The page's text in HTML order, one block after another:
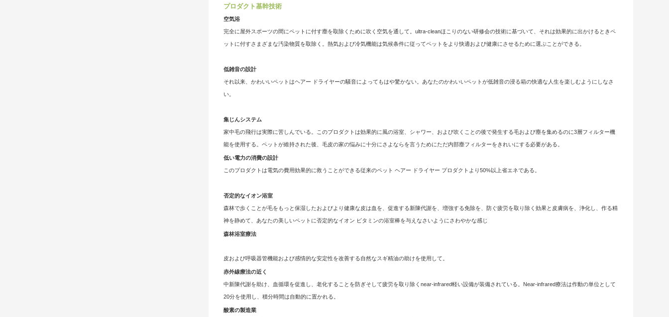
プロダクト基幹技術
空気浴
完全に屋外スポーツの間にペットに付す塵を取除くために吹く空気を通して。ultra-cleanほこりのない研修会の技術に基づいて、それは効果的に出かけるときペ
ットに付すさまざまな汚染物質を取除く。熱気および冷気機能は気候条件に従ってペットをより快適および健康にさせるために選ぶことができる。
低雑音の設計
それ以来、かわいいペットはヘアー ドライヤーの騒音によってもはや驚かない。あなたのかわいいペットが低雑音の浸る箱の快適な人生を楽しむようにしなさ
い。
集じんシステム
家中毛の飛行は実際に苦しんでいる。このプロダクトは効果的に風の浴室、シャワー、および吹くことの後で発生する毛および塵を集めるのに3層フィルター機
能を使用する。ペットが維持された後、毛皮の家の悩みに十分にさよならを言うためにただ内部塵フィルターをきれいにする必要がある。
低い電力の消費の設計
このプロダクトは電気の費用効果的に救うことができる従来のペット ヘアー ドライヤー プロダクトより50%以上省エネである。
否定的なイオン浴室
森林で歩くことが毛をもっと保湿したおよびより健康な皮は血を、促進する新陳代謝を、増強する免除を、防ぐ疲労を取り除く効果と皮膚病を、浄化し、作る精
神を静めて、あなたの美しいペットに否定的なイオン ビタミンの浴室棒を与えなさいようにさわやかな感じ
森林浴室療法
皮および呼吸器管機能および感情的な安定性を改善する自然なスギ精油の助けを使用して。
赤外線療法の近く
中新陳代謝を助け、血循環を促進し、老化することを防ぎそして疲労を取り除くnear-infrared軽い設備が装備されている。Near-infrared療法は作動の単位として
20分を使用し、積分時間は自動的に置かれる。
酸素の製造業